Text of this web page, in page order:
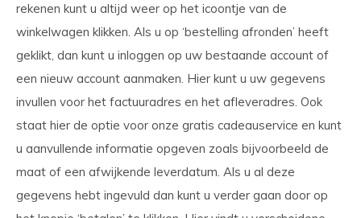
rekenen kunt u altijd weer op het icoontje van de
winkelwagen klikken. Als u op ‘bestelling afronden’ heeft
geklikt, dan kunt u inloggen op uw bestaande account of
een nieuw account aanmaken. Hier kunt u uw gegevens
invullen voor het factuuradres en het afleveradres. Ook
staat hier de optie voor onze gratis cadeauservice en kunt
u aanvullende informatie opgeven zoals bijvoorbeeld de
maat of een afwijkende leverdatum. Als u al deze
gegevens hebt ingevuld dan kunt u verder gaan door op